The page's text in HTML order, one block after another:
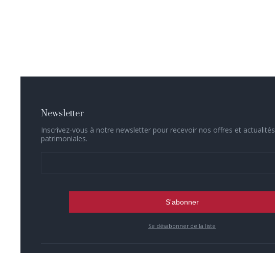
Newsletter
Inscrivez-vous à notre newsletter pour recevoir nos offres et actualités
patrimoniales.
Se désabonner de la liste